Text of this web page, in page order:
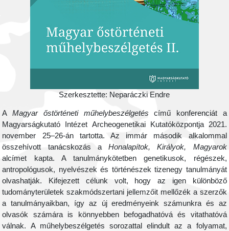
Szerkesztette: Neparáczki Endre
AMagyar őstörténeti műhelybeszélgetéscímű konferenciát a
Magyarságkutató Intézet Archeogenetikai Kutatóközpontja 2021.
november 25–26-án tartotta. Az immár második alkalommal
összehívott tanácskozás aHonalapítok, Királyok, Magyarok
alcímet kapta. A tanulmánykötetben genetikusok, régészek,
antropológusok, nyelvészek és történészek tizenegy tanulmányát
olvashatják. Kifejezett célunk volt, hogy az igen különböző
tudományterületek szakmódszertani jellemzőit mellőzék a szerzők
a tanulmányaikban, így az új eredményeink számunkra és az
olvasók számára is könnyebben befogadhatóvá és vitathatóvá
válnak. A műhelybeszélgetés sorozattal elindult az a folyamat,